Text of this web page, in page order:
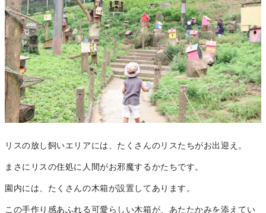
リスの放し飼いエリアには、たくさんのリスたちがお出迎え。
まさにリスの住処に人間がお邪魔するかたちです。
園内には、たくさんの木箱が設置してあります。
この手作り感あふれる可愛らしい木箱が、あたたかみを添えてい